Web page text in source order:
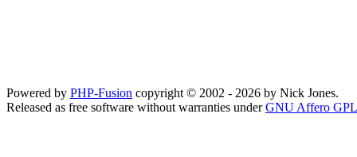
Powered by PHP-Fusion copyright © 2002 - 2026 by Nick Jones.
Released as free software without warranties underGNU Affero GPL